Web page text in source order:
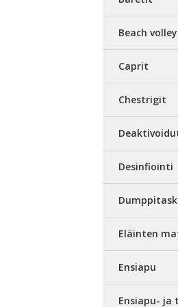
Beach
Caprit
Chestrigit
Desinfiointi
Eläinten
Ensiapu
Ensiapu- ja